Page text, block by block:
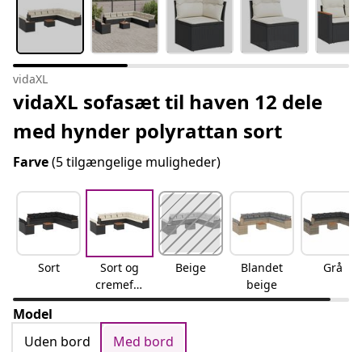
vidaXL
vidaXL sofasæt til haven 12 dele
med hynder polyrattan sort
Farve(5 tilgængelige muligheder)
Sort
Sort og
cremefar
vet
Beige
Blandet
beige
Grå
Model
Uden bord
Med bord